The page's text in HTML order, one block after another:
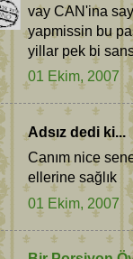
vay CAN'ina
yapmissin bu
yillar pek bi
01 Ekim, 2007
Adsız dedi ki...
Canım nice
ellerine sağlık
01 Ekim, 2007